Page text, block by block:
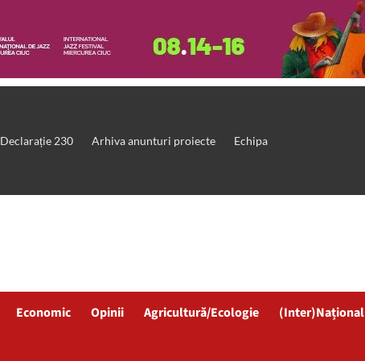
Declarație 230 Arhiva anunturi proiecte Echipa
Economic Opinii Agricultură/Ecologie (Inter)Național